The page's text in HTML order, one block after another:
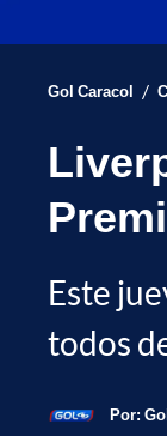
Gol Caracol /
Este
todos
Por: